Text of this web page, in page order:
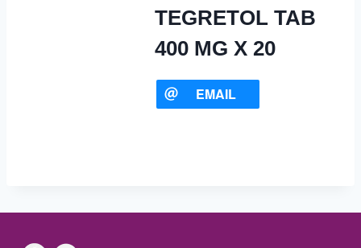
TEGRETOL TAB
400 MG X 20
EMAIL